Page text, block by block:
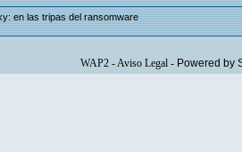
en las tripas del ransomware
WAP2-Aviso Legal- Powered by